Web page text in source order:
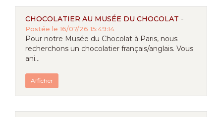
CHOCOLATIER AU MUSÉE DU CHOCOLAT -
Postée le 16/07/26 15:49:14
Pour notre Musée du Chocolat à Paris, nous
recherchons un chocolatier français/anglais. Vous
ani...
Afficher